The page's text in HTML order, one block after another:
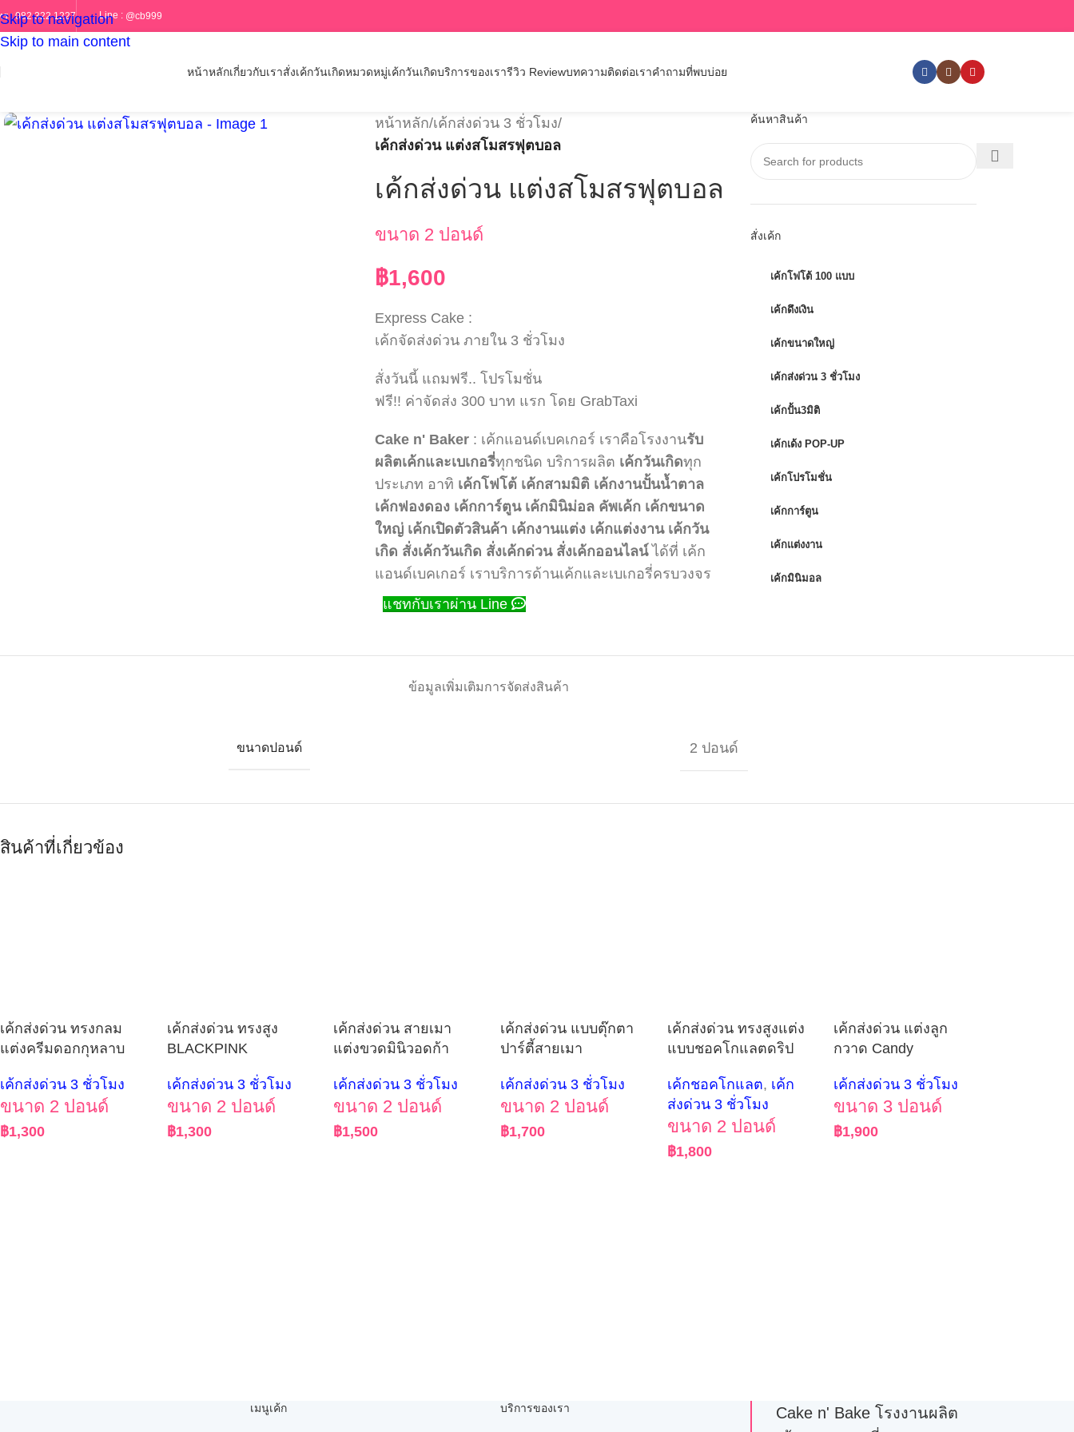
Skip to navigation
Skip to main content
ร : 082 322 1227 Line : @cb999
หน้าหลักเกี่ยวกับเราสั่งเค้กวันเกิดหมวดหมู่เค้กวันเกิดบริการของเรารีวิว Reviewบทความติดต่อเราคำถามที่พบบ่อย
หน้าหลัก/เค้กส่งด่วน 3 ชั่วโมง/
เค้กส่งด่วน แต่งสโมสรฟุตบอล
เค้กส่งด่วน แต่งสโมสรฟุตบอล
ขนาด 2 ปอนด์
฿1,600
Express Cake :
เค้กจัดส่งด่วน ภายใน 3 ชั่วโมง
สั่งวันนี้ แถมฟรี.. โปรโมชั่น
ฟรี!! ค่าจัดส่ง 300 บาท แรก โดย GrabTaxi
Cake n' Baker : เค้กแอนด์เบคเกอร์ เราคือโรงงานรับ
ผลิตเค้กและเบเกอรี่ทุกชนิด บริการผลิต เค้กวันเกิดทุก
ประเภท อาทิ เค้กโฟโต้ เค้กสามมิติ เค้กงานปั้นน้ำตาล
เค้กฟองดอง เค้กการ์ตูน เค้กมินิม่อล คัพเค้ก เค้กขนาด
ใหญ่ เค้กเปิดตัวสินค้า เค้กงานแต่ง เค้กแต่งงาน เค้กวัน
เกิด สั่งเค้กวันเกิด สั่งเค้กด่วน สั่งเค้กออนไลน์ได้ที่ เค้ก
แอนด์เบคเกอร์ เราบริการด้านเค้กและเบเกอรี่ครบวงจร
แชทกับเราผ่าน Line
ค้นหาสินค้า
สั่งเค้ก
เค้กโฟโต้ 100 แบบ
เค้กดึงเงิน
เค้กขนาดใหญ่
เค้กส่งด่วน 3 ชั่วโมง
เค้กปั้น3มิติ
เค้กเด้ง POP-UP
เค้กโปรโมชั่น
เค้กการ์ตูน
เค้กแต่งงาน
เค้กมินิมอล
ข้อมูลเพิ่มเติมการจัดส่งสินค้า
ขนาดปอนด์ 2 ปอนด์
สินค้าที่เกี่ยวข้อง
เค้กส่งด่วน ทรงกลม
แต่งครีมดอกกุหลาบ
เค้กส่งด่วน 3 ชั่วโมง
ขนาด 2 ปอนด์
฿1,300
เค้กส่งด่วน ทรงสูง
BLACKPINK
เค้กส่งด่วน 3 ชั่วโมง
ขนาด 2 ปอนด์
฿1,300
เค้กส่งด่วน สายเมา
แต่งขวดมินิวอดก้า
เค้กส่งด่วน 3 ชั่วโมง
ขนาด 2 ปอนด์
฿1,500
เค้กส่งด่วน แบบตุ๊กตา
ปาร์ตี้สายเมา
เค้กส่งด่วน 3 ชั่วโมง
ขนาด 2 ปอนด์
฿1,700
เค้กส่งด่วน ทรงสูงแต่ง
แบบชอคโกแลตดริป
เค้กชอคโกแลต, เค้ก
ส่งด่วน 3 ชั่วโมง
ขนาด 2 ปอนด์
฿1,800
เค้กส่งด่วน แต่งลูก
กวาด Candy
เค้กส่งด่วน 3 ชั่วโมง
ขนาด 3 ปอนด์
฿1,900
เมนูเค้ก บริการของเรา
Cake n' Bake โรงงานผลิต